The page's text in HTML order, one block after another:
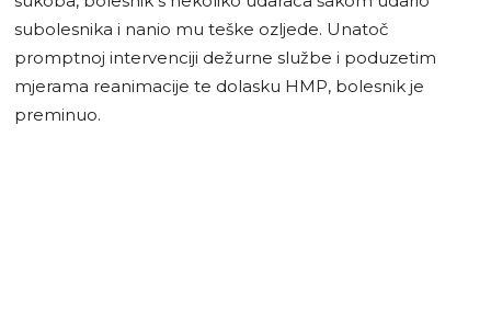
subolesnika i nanio mu teške ozljede. Unatoč
promptnoj intervenciji dežurne službe i poduzetim
mjerama reanimacije te dolasku HMP, bolesnik je
preminuo.